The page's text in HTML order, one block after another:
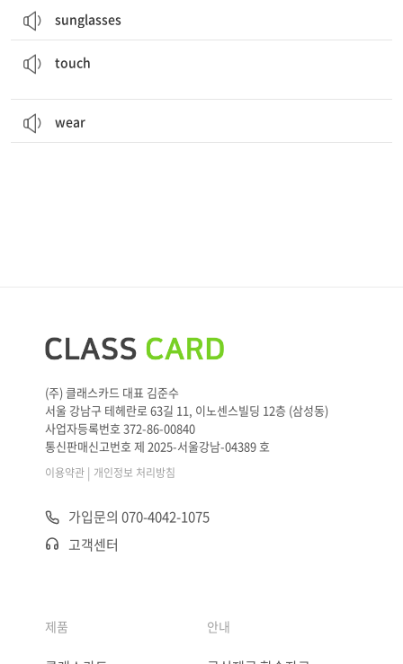
sunglasses
touch
wear
(주) 클래스카드 대표 김준수
서울 강남구 테헤란로 63길 11, 이노센스빌딩 12층 (삼성동)
사업자등록번호 372-86-00840
통신판매신고번호 제 2025-서울강남-04389 호
이용약관 | 개인정보 처리방침
가입문의 070-4042-1075
고객센터
제품 안내